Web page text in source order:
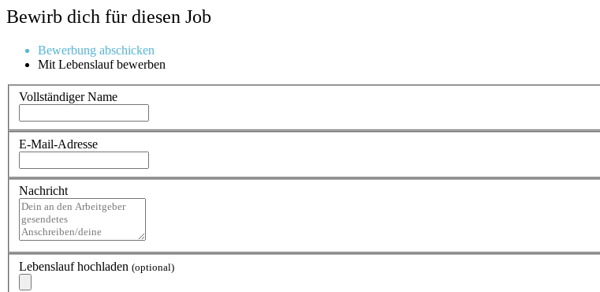
Bewirb dich für diesen Job
Bewerbung abschicken
Mit Lebenslauf bewerben
Vollständiger Name
E-Mail-Adresse
Nachricht
Lebenslauf hochladen (optional)